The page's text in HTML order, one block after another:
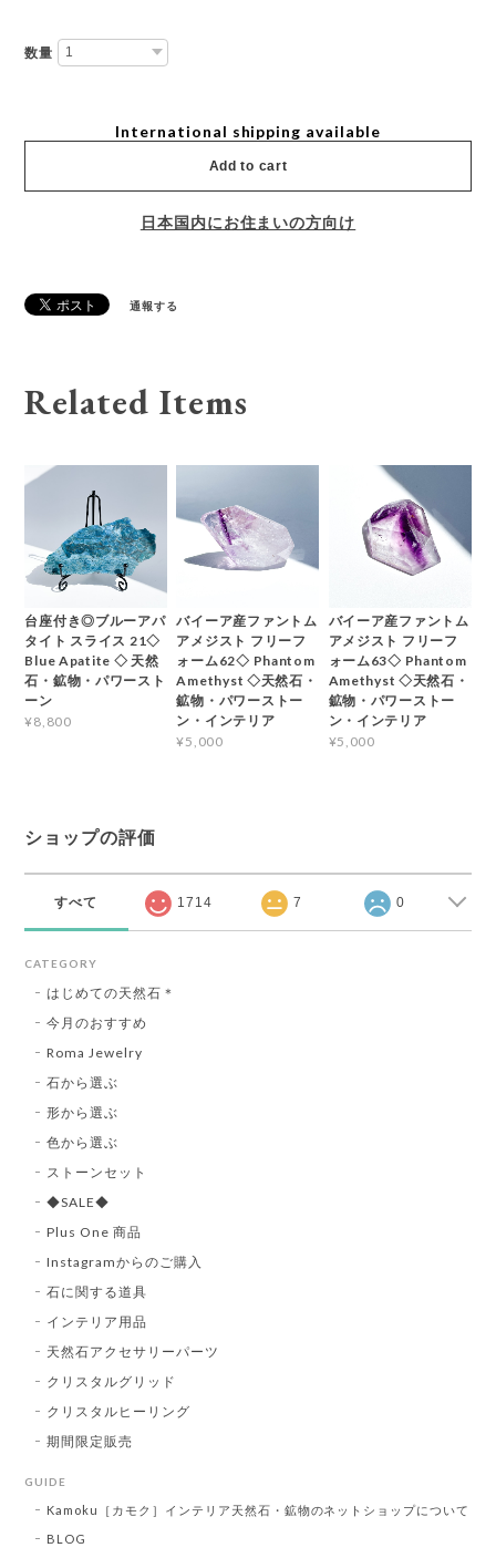
数量
International shipping available
Add to cart
日本国内にお住まいの方向け
通報する
Related Items
台座付き◎ブルーアパ
タイト スライス 21◇
Blue Apatite ◇ 天然
石・鉱物・パワースト
ーン
¥8,800
バイーア産ファントム
アメジスト フリーフ
ォーム62◇ Phantom
Amethyst ◇天然石・
鉱物・パワーストー
ン・インテリア
¥5,000
バイーア産ファントム
アメジスト フリーフ
ォーム63◇ Phantom
Amethyst ◇天然石・
鉱物・パワーストー
ン・インテリア
¥5,000
ショップの評価
すべて 1714 7 0
CATEGORY
はじめての天然石＊
今月のおすすめ
Roma Jewelry
石から選ぶ
形から選ぶ
色から選ぶ
ストーンセット
◆SALE◆
Plus One 商品
Instagramからのご購入
石に関する道具
インテリア用品
天然石アクセサリーパーツ
クリスタルグリッド
クリスタルヒーリング
期間限定販売
GUIDE
Kamoku［カモク］インテリア天然石・鉱物のネットショップについて
BLOG